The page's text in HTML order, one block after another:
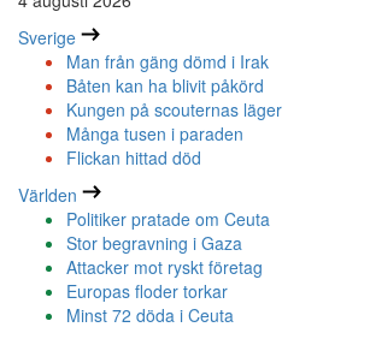
Sverige
Man från gäng dömd i Irak
Båten kan ha blivit påkörd
Kungen på scouternas läger
Många tusen i paraden
Flickan hittad död
Världen
Politiker pratade om Ceuta
Stor begravning i Gaza
Attacker mot ryskt företag
Europas floder torkar
Minst 72 döda i Ceuta